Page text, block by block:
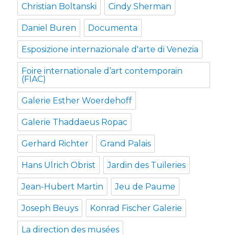
Christian Boltanski Cindy Sherman
Daniel Buren Documenta
Esposizione internazionale d'arte di Venezia
Foire internationale d’art contemporain
(FIAC)
Galerie Esther Woerdehoff
Galerie Thaddaeus Ropac
Gerhard Richter Grand Palais
Hans Ulrich Obrist Jardin des Tuileries
Jean-Hubert Martin Jeu de Paume
Joseph Beuys Konrad Fischer Galerie
La direction des musées